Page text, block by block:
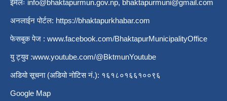
ईमेलः info@bhaktapurmun.gov.np, bhaktapurmuni@gmail.com
अनलाईन पोर्टल: https://bhaktapurkhabar.com
फेसबुक पेज : www.facebook.com/BhaktapurMunicipalityOffice
यु ट्युव :www.youtube.com/@BktmunYoutube
अडियो सूचना (अडियो नोटिस नं.): १६१८०१६६१००९६
Google Map